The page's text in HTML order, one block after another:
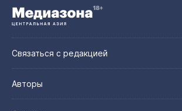
Связаться с редакцией
Авторы